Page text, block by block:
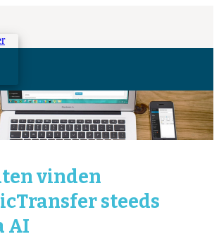
vinden
steeds
AI